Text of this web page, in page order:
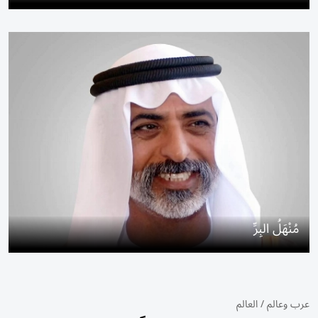
مُنْهَلُ البِرِّ
عرب وعالم/العالم